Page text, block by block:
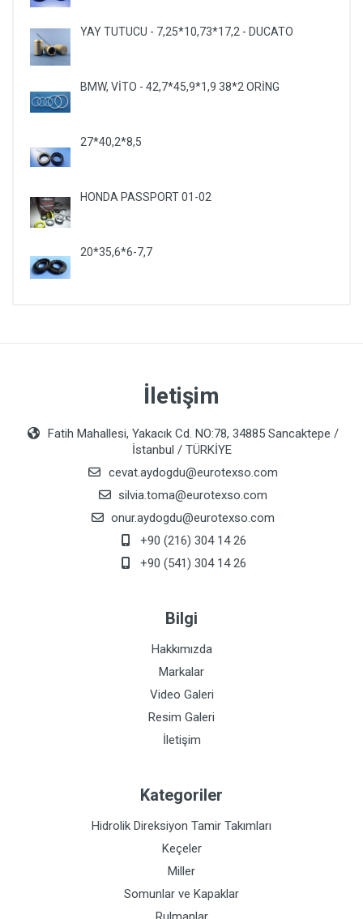
YAY TUTUCU - 7,25*10,73*17,2 - DUCATO
BMW, VİTO - 42,7*45,9*1,9 38*2 ORİNG
27*40,2*8,5
HONDA PASSPORT 01-02
20*35,6*6-7,7
İletişim
Fatih Mahallesi, Yakacık Cd. NO:78, 34885 Sancaktepe /
İstanbul / TÜRKİYE
cevat.aydogdu@eurotexso.com
silvia.toma@eurotexso.com
onur.aydogdu@eurotexso.com
+90 (216) 304 14 26
+90 (541) 304 14 26
Bilgi
Hakkımızda
Markalar
Video Galeri
Resim Galeri
İletişim
Kategoriler
Hidrolik Direksiyon Tamir Takımları
Keçeler
Miller
Somunlar ve Kapaklar